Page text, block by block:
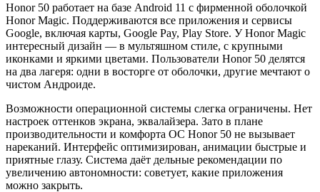
Honor 50 работает на базе Android 11 с фирменной оболочкой
Honor Magic. Поддерживаются все приложения и сервисы
Google, включая карты, Google Pay, Play Store. У Honor Magic
интересный дизайн — в мультяшном стиле, с крупными
иконками и яркими цветами. Пользователи Honor 50 делятся
на два лагеря: одни в восторге от оболочки, другие мечтают о
чистом Андроиде.
Возможности операционной системы слегка ограничены. Нет
настроек оттенков экрана, эквалайзера. Зато в плане
производительности и комфорта ОС Honor 50 не вызывает
нареканий. Интерфейс оптимизирован, анимации быстрые и
приятные глазу. Система даёт дельные рекомендации по
увеличению автономности: советует, какие приложения
можно закрыть.